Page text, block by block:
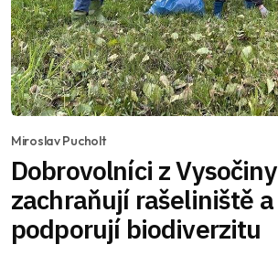
Miroslav Pucholt
Dobrovolníci z Vysočiny
zachraňují rašeliniště a
podporují biodiverzitu